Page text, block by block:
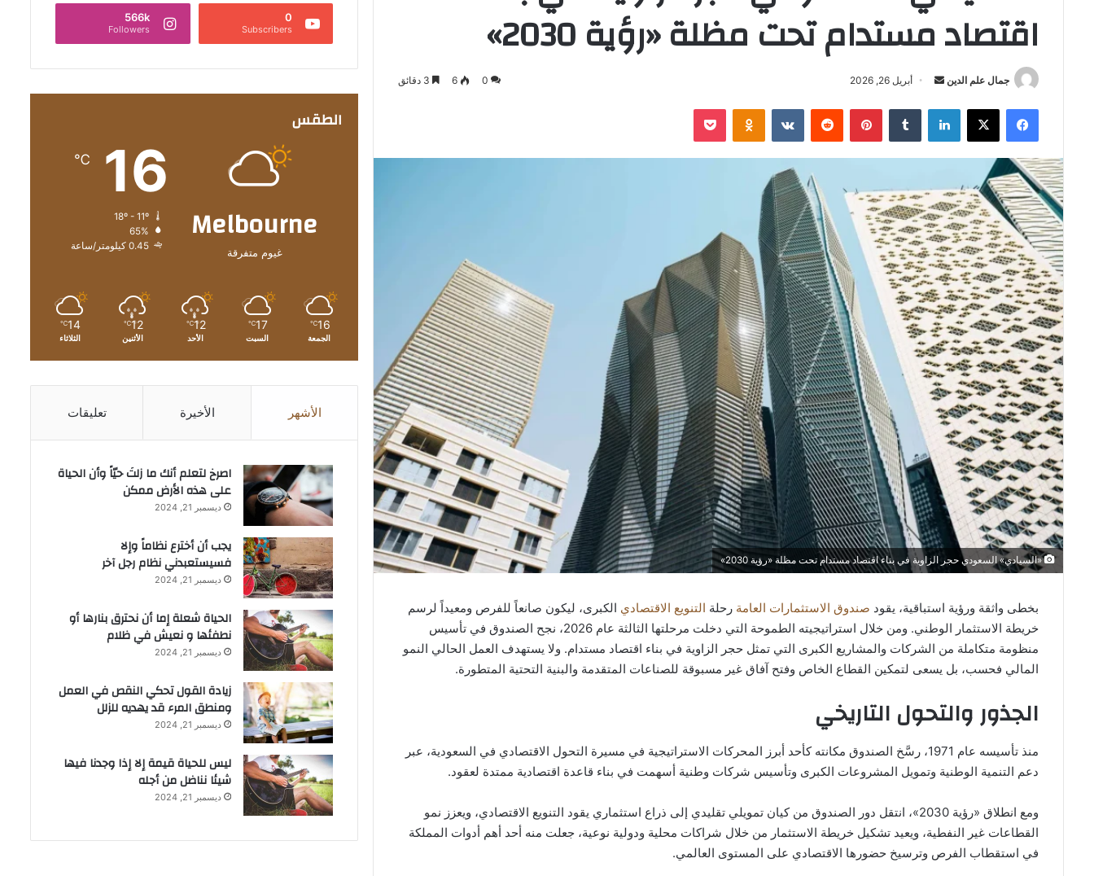
اقتصاد مستدام تحت مظلة «رؤية 2030»
جمال علم الدين
أرسل
إلكترونيا
أبريل 26, 2026 0
6 3 دقائق
فيسبوك ‫X لينكدإن بينتيريست Odnoklassniki
‫Pocket
«السيادي» السعودي حجر الزاوية في بناء اقتصاد مستدام تحت مظلة «رؤية 2030»
بخطى واثقة ورؤية استباقية، يقود صندوق الاستثمارات العامة رحلة التنويع الاقتصادي الكبرى، ليكون صانعاً للفرص ومعيداً لرسم
خريطة الاستثمار الوطني. ومن خلال استراتيجيته الطموحة التي دخلت مرحلتها الثالثة عام 2026، نجح الصندوق في تأسيس
منظومة متكاملة من الشركات والمشاريع الكبرى التي تمثل حجر الزاوية في بناء اقتصاد مستدام. ولا يستهدف العمل الحالي النمو
المالي فحسب، بل يسعى لتمكين القطاع الخاص وفتح آفاق غير مسبوقة للصناعات المتقدمة والبنية التحتية المتطورة.
الجذور والتحول التاريخي
منذ تأسيسه عام 1971، رسَّخ الصندوق مكانته كأحد أبرز المحركات الاستراتيجية في مسيرة التحول الاقتصادي في السعودية، عبر
دعم التنمية الوطنية وتمويل المشروعات الكبرى وتأسيس شركات وطنية أسهمت في بناء قاعدة اقتصادية ممتدة لعقود.
ومع انطلاق «رؤية 2030»، انتقل دور الصندوق من كيان تمويلي تقليدي إلى ذراع استثماري يقود التنويع الاقتصادي، ويعزز نمو
القطاعات غير النفطية، ويعيد تشكيل خريطة الاستثمار من خلال شراكات محلية ودولية نوعية، جعلت منه أحد أهم أدوات المملكة
في استقطاب الفرص وترسيخ حضورها الاقتصادي على المستوى العالمي.
0
Subscribers
566k
Followers
الطقس
Melbourne
غيوم متفرقة
16
℃
65%
0.45 كيلومتر/ساعة
16
℃
الجمعة
17
℃
السبت
12
℃
الأحد
12
℃
الأثنين
14
℃
الثلاثاء
الأشهر الأخيرة تعليقات
‫اصرخ لتعلم أنك ما زلتَ حيّاً وأن الحياة
على هذه الأرض ممكن
ديسمبر 21, 2024
يجب أن أخترع نظاماً وإلا
فسيستعبدني نظام رجل آخر
ديسمبر 21, 2024
الحياة شعلة إما أن نحترق بنارها أو
نطفئها و نعيش في ظلام
ديسمبر 21, 2024
زيادة القول تحكي النقص في العمل
ومنطق المرء قد يهديه للزلل
ديسمبر 21, 2024
ليس للحياة قيمة إلا إذا وجدنا فيها
شيئا نناضل من أجله
ديسمبر 21, 2024